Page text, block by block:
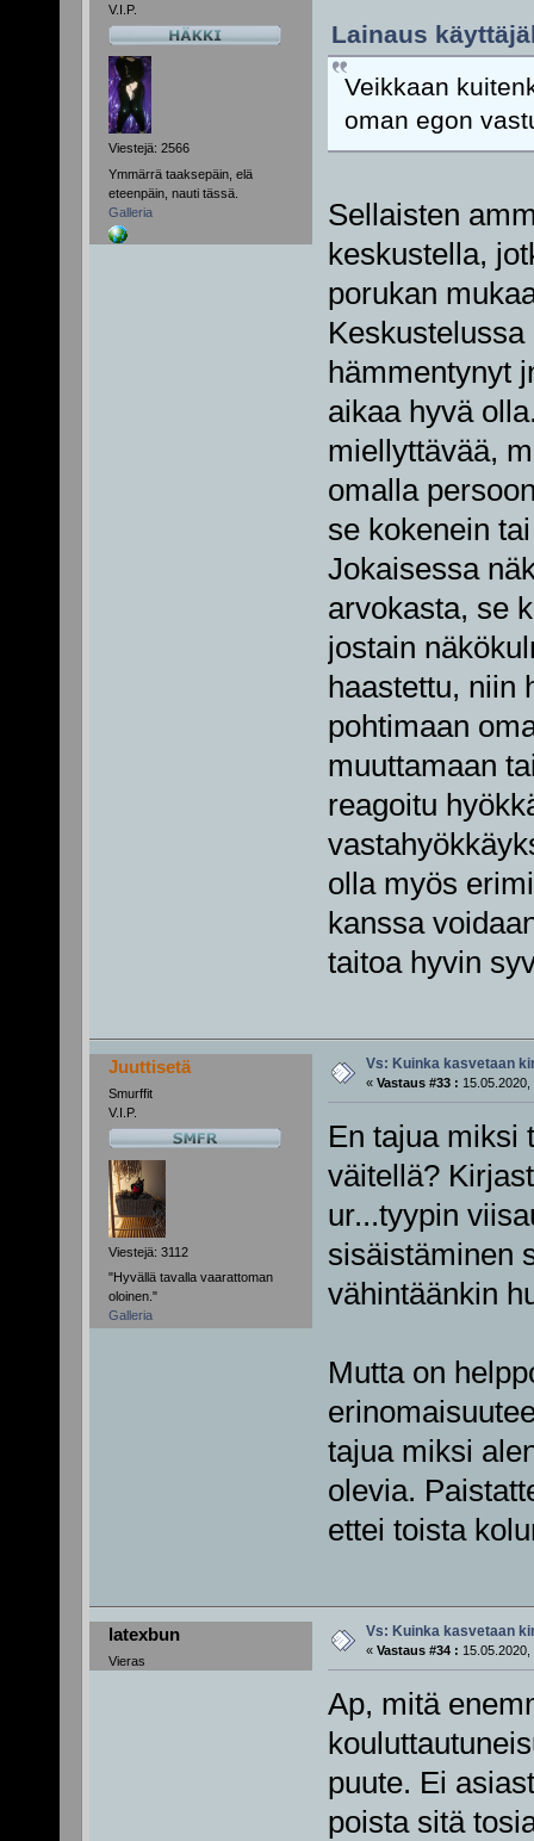
V.I.P.
Viestejä: 2566
Ymmärrä taaksepäin, elä
eteenpäin, nauti tässä.
Galleria
Lainaus
Veikkaan
oman egon
Sellaisten
keskustella,
porukan
hämmentynyt
aikaa hyvä
miellyttävää,
omalla
se kokenein
Jokaisessa
arvokasta, se
jostain
haastettu, niin
pohtimaan
muuttamaan
reagoitu
olla myös
kanssa
taitoa hyvin
Juuttisetä
Smurffit
V.I.P.
Viestejä: 3112
"Hyvällä tavalla vaarattoman
oloinen."
Galleria
Vs: Kuinka kasvetaan
« Vastaus #33 : 15.05.2020,
En tajua miksi
väitellä?
ur...tyypin
sisäistäminen
vähintäänkin
Mutta on
tajua miksi
olevia.
ettei toista
latexbun
Vieras
Vs: Kuinka kasvetaan
« Vastaus #34 : 15.05.2020,
Ap, mitä
puute. Ei
poista sitä